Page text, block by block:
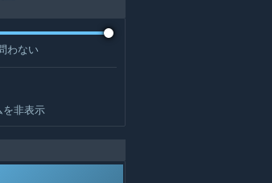
わない
を非表示